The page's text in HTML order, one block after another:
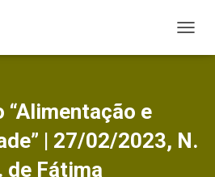
L
A
R
“Alimentação e
| 27/02/2023, N.
de Fátima